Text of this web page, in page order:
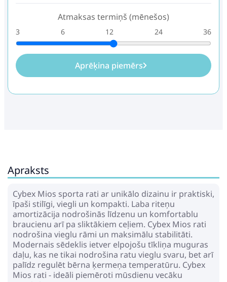
Atmaksas termiņš (mēnešos)
3 6 12 24 36
Aprēķina piemērs
Apraksts
Cybex Mios sporta rati ar unikālo dizainu ir praktiski,
īpaši stilīgi, viegli un kompakti. Laba riteņu
amortizācija nodrošinās līdzenu un komfortablu
braucienu arī pa sliktākiem ceļiem. Cybex Mios rati
nodrošina vieglu rāmi un maksimālu stabilitāti.
Modernais sēdeklis ietver elpojošu tīkliņa muguras
daļu, kas ne tikai nodrošina ratu vieglu svaru, bet arī
palīdz regulēt bērna ķermeņa temperatūru. Cybex
Mios rati - ideāli piemēroti mūsdienu vecāku